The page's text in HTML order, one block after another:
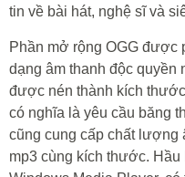
tin về bài hát, nghệ sĩ và
Phần mở rộng OGG được
dạng âm thanh độc quyền
được nén thành kích
có nghĩa là yêu cầu băng
cũng cung cấp chất lượng
mp3 cùng kích thước.